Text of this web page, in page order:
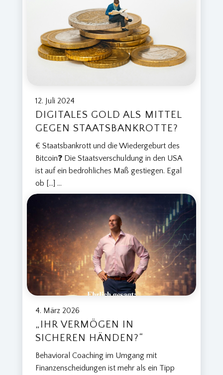
12. Juli 2024
DIGITALES GOLD ALS MITTEL
GEGEN STAATSBANKROTTE?
€ Staatsbankrott und die Wiedergeburt des
Bitcoin❓ Die Staatsverschuldung in den USA
ist auf ein bedrohliches Maß gestiegen. Egal
ob […] ...
4. März 2026
„IHR VERMÖGEN IN
SICHEREN HÄNDEN?“
Behavioral Coaching im Umgang mit
Finanzenscheidungen ist mehr als ein Tipp